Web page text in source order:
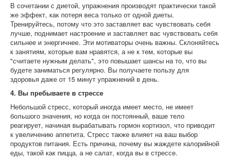
В сочетании с диетой, упражнения производят практически такой
же эффект, как потеря веса только от одной диеты.
Тренируйтесь, потому что это заставляет вас чувствовать себя
лучше, поднимает настроение и заставляет вас чувствовать себя
сильнее и энергичнее. Эти мотиваторы очень важны. Склоняйтесь
к занятиям, которые вам нравятся, а не к тем, которые вы
"считаете нужным делать", это повышает шансы на то, что вы
будете заниматься регулярно. Вы получаете пользу для
здоровья даже от 15 минут упражнений в день.
4. Вы пребываете в стрессе
Небольшой стресс, который иногда имеет место, не имеет
большого значения, но когда он постоянный, ваше тело
реагирует, начиная вырабатывать гормон кортизол, что приводит
к увеличению аппетита. Стресс также влияет на ваш выбор
продуктов питания. Есть причина, почему вы жаждете калорийной
еды, такой как пицца, а не салат, когда вы в стрессе.